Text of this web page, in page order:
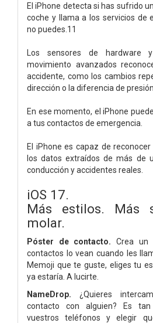
El iPhone detecta si has sufrido
coche y llama a los servicios de
no puedes.11
Los sensores de hardware
movimiento avanzados
accidente, como los cambios
dirección o la diferencia de
En ese momento, el iPhone
a tus contactos de emergencia.
El iPhone es capaz de
los datos extraídos de más de
conducción y accidentes reales.
iOS 17.
Más estilos. Más
molar.
Póster de contacto. Crea un
contactos lo vean cuando les
Memoji que te guste, eliges tu
ya estaría. A lucirte.
NameDrop. ¿Quieres
contacto con alguien? Es
vuestros teléfonos y elegir